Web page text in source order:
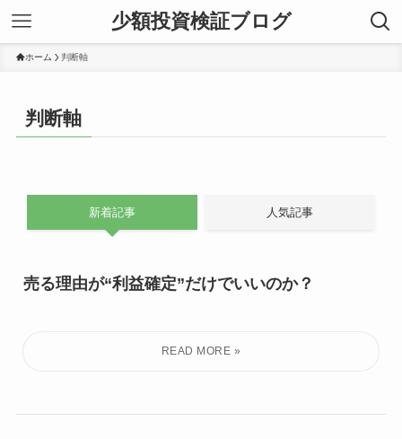
少額投資検証ブログ
ホーム 判断軸
判断軸
新着記事 人気記事
売る理由が“利益確定”だけでいいのか？